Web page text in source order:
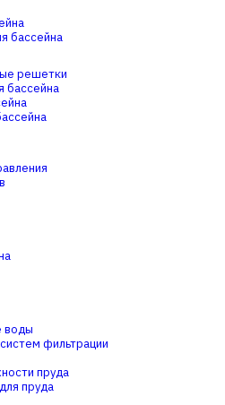
бассейна
решетки
бассейна
воды
фильтрации
пруда
пруда